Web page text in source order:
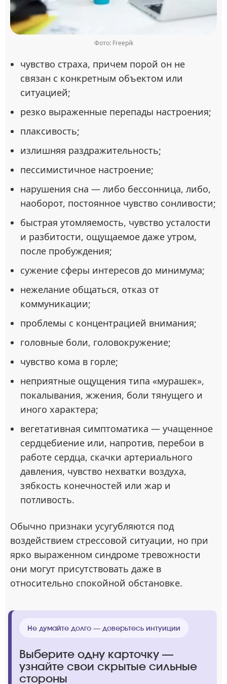
Фото: Freepik
чувство страха, причем порой он не
связан с конкретным объектом или
ситуацией;
резко выраженные перепады настроения;
плаксивость;
излишняя раздражительность;
пессимистичное настроение;
нарушения сна — либо бессонница, либо,
наоборот, постоянное чувство сонливости;
быстрая утомляемость, чувство усталости
и разбитости, ощущаемое даже утром,
после пробуждения;
сужение сферы интересов до минимума;
нежелание общаться, отказ от
коммуникации;
проблемы с концентрацией внимания;
головные боли, головокружение;
чувство кома в горле;
неприятные ощущения типа «мурашек»,
покалывания, жжения, боли тянущего и
иного характера;
вегетативная симптоматика — учащенное
сердцебиение или, напротив, перебои в
работе сердца, скачки артериального
давления, чувство нехватки воздуха,
зябкость конечностей или жар и
потливость.
Обычно признаки усугубляются под
воздействием стрессовой ситуации, но при
ярко выраженном синдроме тревожности
они могут присутствовать даже в
относительно спокойной обстановке.
Не думайте долго — доверьтесь интуиции
Выберите одну карточку —
узнайте свои скрытые сильные
стороны